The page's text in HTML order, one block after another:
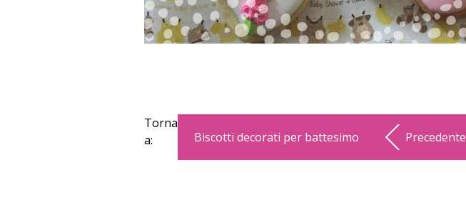
Torna
a:
Biscotti decorati per battesimo Precedente